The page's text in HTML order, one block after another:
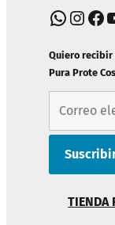
PIE
DE
PÁGINA
WhatsApp Instagram Facebook YouTube
Quiero recibir
Pura Prote
TIENDA